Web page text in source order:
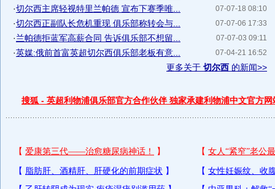
07-07-18 08:10
·切尔西主席轻视特里兰帕德 宣布下赛季唯...
07-07-06 17:33
·切尔西正副队长危机重现 俱乐部称转会与...
07-07-03 09:11
·兰帕德拒蓝军高薪合同 告诉俱乐部不想留...
07-04-21 16:52
·英媒:俄前首富英超切尔西俱乐部老板有意...
更多关于 切尔西 的新闻>>
搜狐 - 英超利物浦俱乐部官方合作伙伴 独家承建利物浦中文官方网